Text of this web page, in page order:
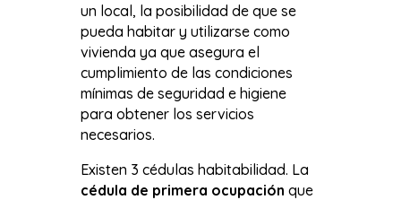
un local, la posibilidad de que se
pueda habitar y utilizarse como
vivienda ya que asegura el
cumplimiento de las condiciones
mínimas de seguridad e higiene
para obtener los servicios
necesarios.
Existen 3 cédulas habitabilidad. La
cédula de primera ocupación que